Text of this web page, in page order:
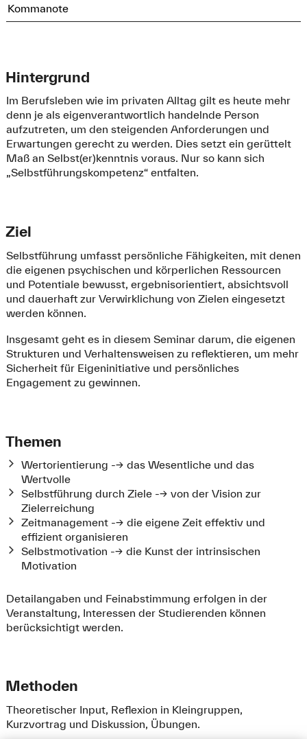
Kommanote
Hintergrund
Im Berufsleben wie im privaten Alltag gilt es heute mehr
denn je als eigenverantwortlich handelnde Person
aufzutreten, um den steigenden Anforderungen und
Erwartungen gerecht zu werden. Dies setzt ein gerüttelt
Maß an Selbst(er)kenntnis voraus. Nur so kann sich
„Selbstführungskompetenz“ entfalten.
Ziel
Selbstführung umfasst persönliche Fähigkeiten, mit denen
die eigenen psychischen und körperlichen Ressourcen
und Potentiale bewusst, ergebnisorientiert, absichtsvoll
und dauerhaft zur Verwirklichung von Zielen eingesetzt
werden können.
Insgesamt geht es in diesem Seminar darum, die eigenen
Strukturen und Verhaltensweisen zu reflektieren, um mehr
Sicherheit für Eigeninitiative und persönliches
Engagement zu gewinnen.
Themen
Wertorientierung --> das Wesentliche und das
Wertvolle
Selbstführung durch Ziele --> von der Vision zur
Zielerreichung
Zeitmanagement --> die eigene Zeit effektiv und
effizient organisieren
Selbstmotivation --> die Kunst der intrinsischen
Motivation
Detailangaben und Feinabstimmung erfolgen in der
Veranstaltung, Interessen der Studierenden können
berücksichtigt werden.
Methoden
Theoretischer Input, Reflexion in Kleingruppen,
Kurzvortrag und Diskussion, Übungen.